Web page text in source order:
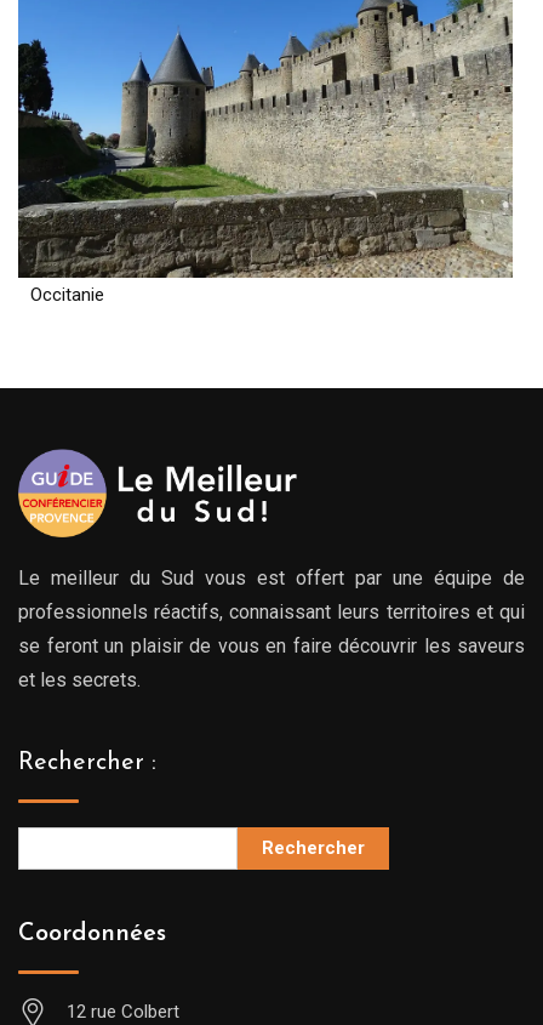
Occitanie
Le meilleur du Sud vous est offert par une équipe de
professionnels réactifs, connaissant leurs territoires et qui
se feront un plaisir de vous en faire découvrir les saveurs
et les secrets.
Rechercher :
Rechercher
Coordonnées
12 rue Colbert